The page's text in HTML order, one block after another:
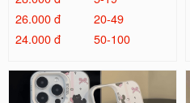
26.000 đ
20-49
24.000 đ
50-100